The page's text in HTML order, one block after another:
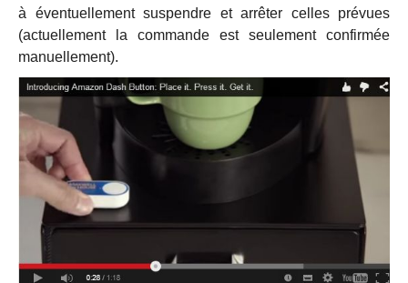
à éventuellement suspendre et arrêter celles prévues
(actuellement la commande est seulement confirmée
manuellement).